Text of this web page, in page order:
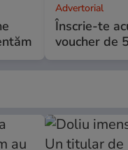
Advertorial
Înscrie-te
voucher de